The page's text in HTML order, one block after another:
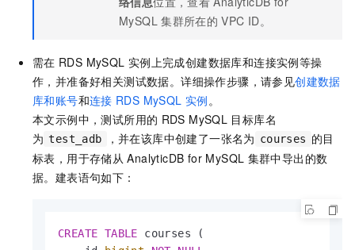
MySQL 集群所在的 VPC ID。
需在 RDS MySQL 实例上完成创建数据库和连接实例等操
作，并准备好相关测试数据。详细操作步骤，请参见创建数据
库和账号和连接 RDS MySQL 实例。
本文示例中，测试所用的 RDS MySQL 目标库名
为 test_adb ，并在该库中创建了一张名为 courses 的目
标表，用于存储从 AnalyticDB for MySQL 集群中导出的数
据。建表语句如下：
CREATE TABLE courses (